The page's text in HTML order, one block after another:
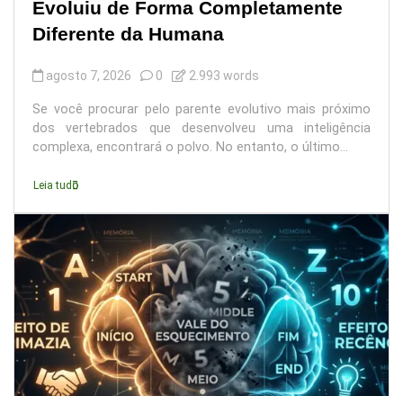
Evoluiu de Forma Completamente
Diferente da Humana
agosto 7, 2026 0 2.993 words
Se você procurar pelo parente evolutivo mais próximo
dos vertebrados que desenvolveu uma inteligência
complexa, encontrará o polvo. No entanto, o último...
Leia tudo